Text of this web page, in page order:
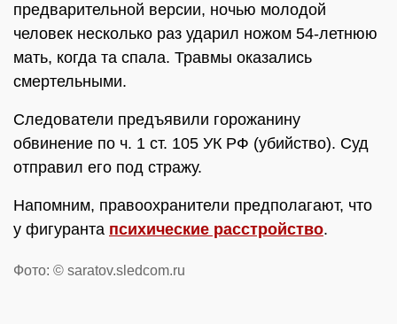
предварительной версии, ночью молодой
человек несколько раз ударил ножом 54-летнюю
мать, когда та спала. Травмы оказались
смертельными.
Следователи предъявили горожанину
обвинение по ч. 1 ст. 105 УК РФ (убийство). Суд
отправил его под стражу.
Напомним, правоохранители предполагают, что
у фигуранта психические расстройство.
Фото: © saratov.sledcom.ru